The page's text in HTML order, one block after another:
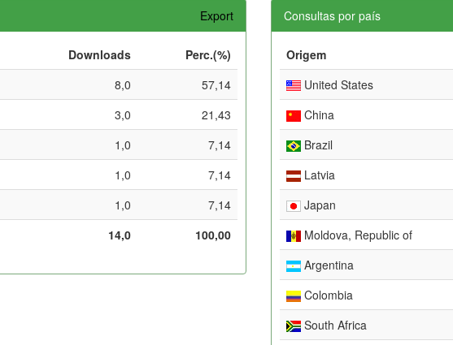
Export
Downloads
Perc.(%)
8,0
57,14
3,0
21,43
1,0
7,14
1,0
7,14
1,0
7,14
14,0
100,00
Consultas por país
Origem
United States
China
Brazil
Latvia
Japan
Moldova, Republic of
Argentina
Colombia
South Africa